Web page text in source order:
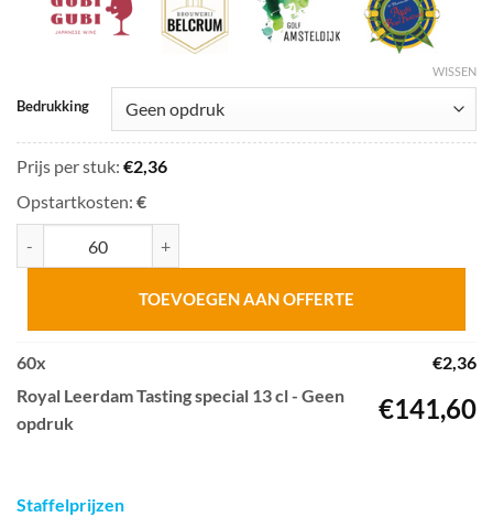
Bedrukking
WISSEN
Prijs per stuk: €2,36
Opstartkosten: €
TOEVOEGEN AAN OFFERTE
60x €2,36
Royal Leerdam Tasting special 13 cl - Geen
opdruk
€141,60
Staffelprijzen